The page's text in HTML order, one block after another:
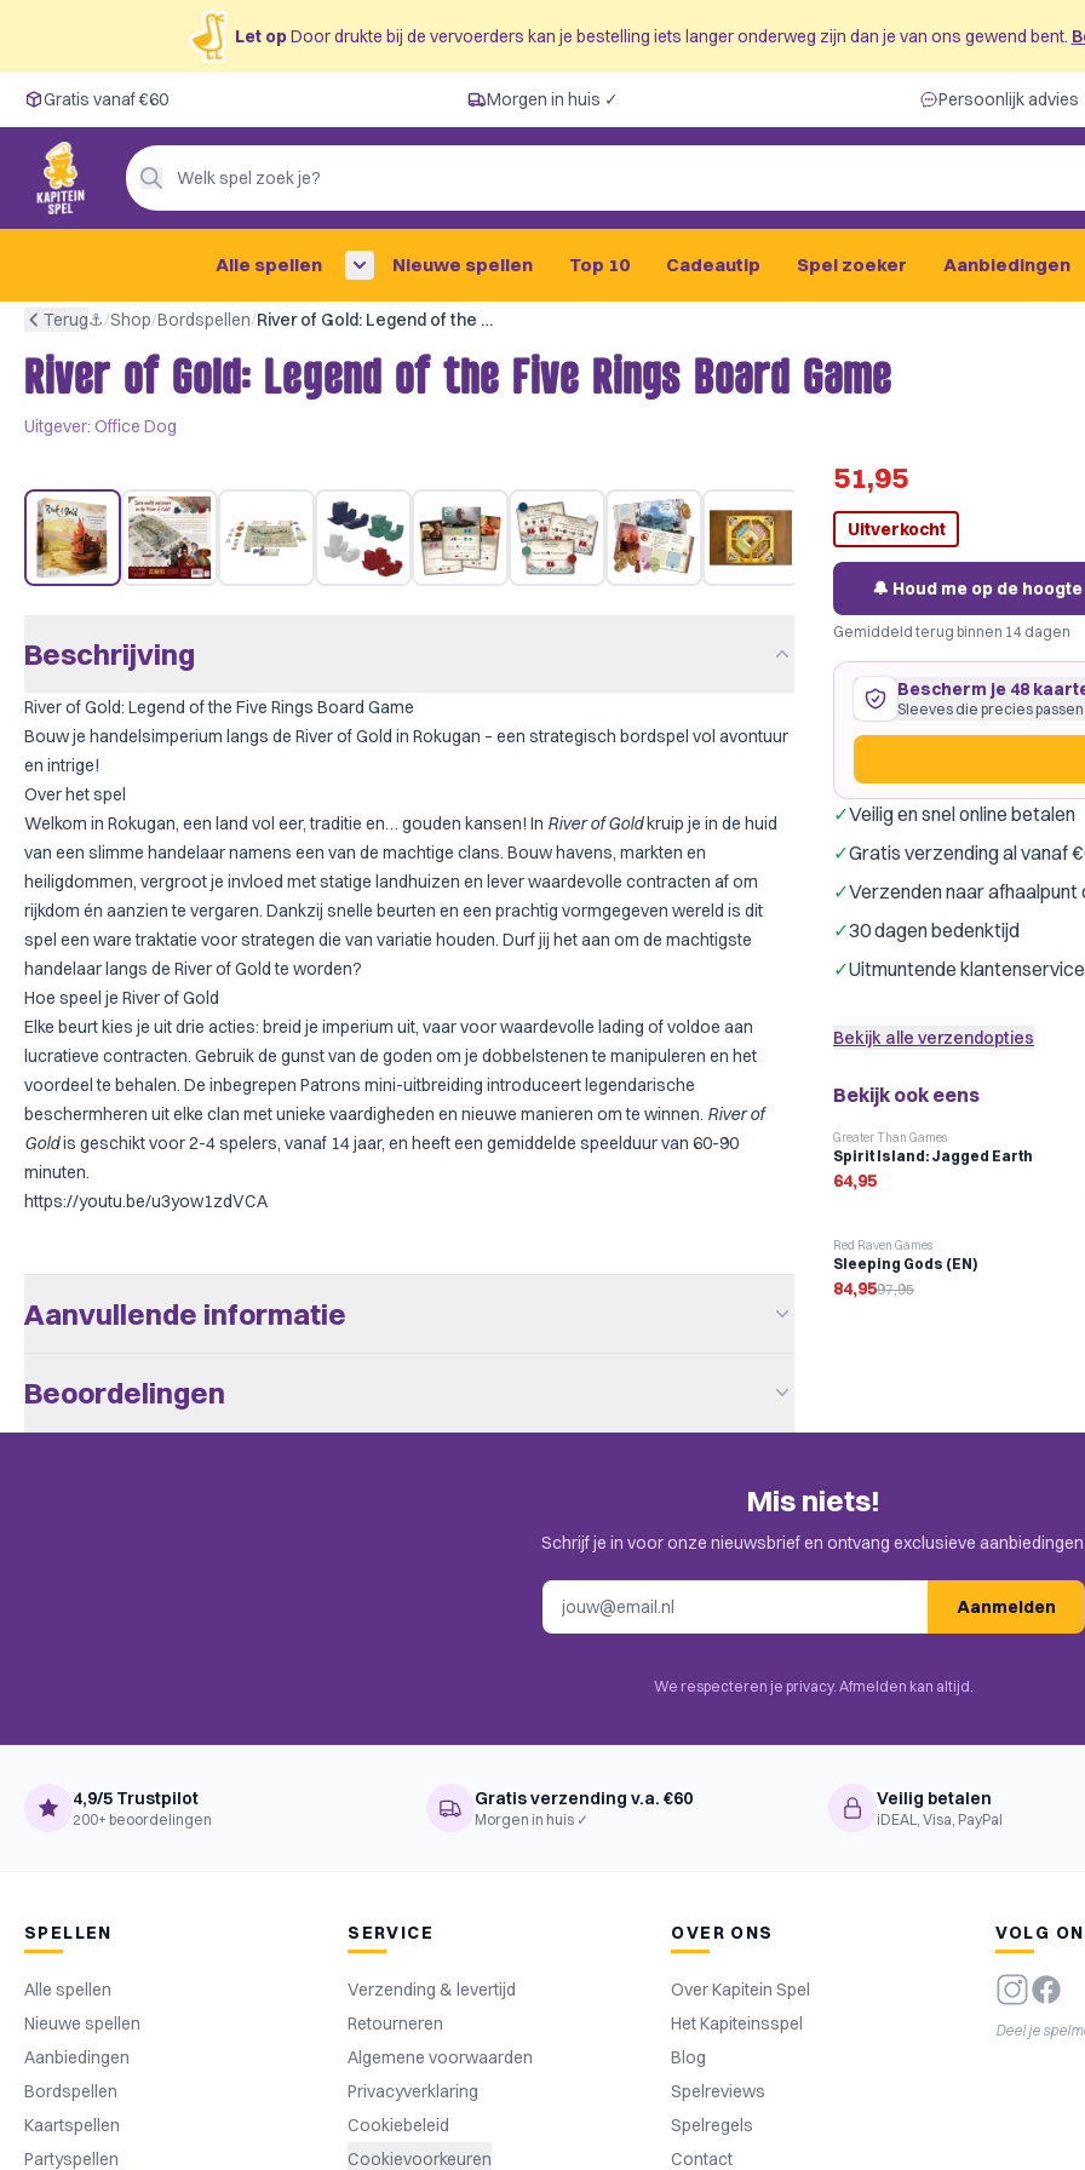
Let opDoor drukte bij de vervoerders kan je bestelling iets langer onderweg zijn dan je van ons gewend bent.
Gratis vanaf €60
Morgen in huis ✓
Persoonlijk advies
4,9/5 —
200+ beoordelingen
Gratis vanaf €60 Morgen in huis ✓ Persoonlijk advies
Welk spel zoek je?
Alle spellen Nieuwe spellen Top 10 Cadeautip Spel zoeker Aanbiedingen
Terug⚓︎/Shop/Bordspellen/ River of Gold: Legend of the Five Rings Board Game
River of Gold: Legend of the Five Rings Board Game
Uitgever: Office Dog
Beschrijving
River of Gold: Legend of the Five Rings Board Game
Bouw je handelsimperium langs de River of Gold in Rokugan – een strategisch bordspel vol avontuur
en intrige!
Over het spel
Welkom in Rokugan, een land vol eer, traditie en… gouden kansen! In River of Goldkruip je in de huid
van een slimme handelaar namens een van de machtige clans. Bouw havens, markten en
heiligdommen, vergroot je invloed met statige landhuizen en lever waardevolle contracten af om
rijkdom én aanzien te vergaren. Dankzij snelle beurten en een prachtig vormgegeven wereld is dit
spel een ware traktatie voor strategen die van variatie houden. Durf jij het aan om de machtigste
handelaar langs de River of Gold te worden?
Hoe speel je River of Gold
Elke beurt kies je uit drie acties: breid je imperium uit, vaar voor waardevolle lading of voldoe aan
lucratieve contracten. Gebruik de gunst van de goden om je dobbelstenen te manipuleren en het
voordeel te behalen. De inbegrepen Patrons mini-uitbreiding introduceert legendarische
beschermheren uit elke clan met unieke vaardigheden en nieuwe manieren om te winnen. River of
Goldis geschikt voor 2-4 spelers, vanaf 14 jaar, en heeft een gemiddelde speelduur van 60-90
minuten.
https://youtu.be/u3yow1zdVCA
Aanvullende informatie
Mechanics
Cards, Open Drafting, Ownership, Track Movement
Beoordelingen
Alleen klanten die dit spel kochten kunnen een beoordeling plaatsen. Check de uitnodiging in je
51,95
Uitverkocht
🔔 Houd me op de hoogte
Gemiddeld terug binnen 14 dagen
Bescherm je 48
Sleeves die precies passen
48 kaarten
past precies·Dragon Shield
Merk: Dragon Shield
Kleur:
Slechts € 0,23 per kaart
✓Veilig en snel online betalen
✓Gratis verzending al vanaf
✓Verzenden naar afhaalpunt
✓30 dagen bedenktijd
✓Uitmuntende klantenservice
Bekijk alle verzendopties
Bekijk ook eens
Greater Than Games
Spirit Island: Jagged Earth
64,95
-13%
Red Raven Games
Sleeping Gods (EN)
84,9597,95
Mis niets!
Schrijf je in voor onze nieuwsbrief en ontvang exclusieve aanbiedingen.
Aanmelden
We respecteren je privacy. Afmelden kan altijd.
4,9/5 Trustpilot
200+ beoordelingen
Gratis verzending v.a. €60
Morgen in huis ✓
Veilig betalen
iDEAL, Visa, PayPal
SPELLEN
Alle spellen
Nieuwe spellen
Aanbiedingen
Bordspellen
Kaartspellen
Partyspellen
SERVICE
Verzending & levertijd
Retourneren
Algemene voorwaarden
Privacyverklaring
Cookiebeleid
Cookievoorkeuren
OVER ONS
Over Kapitein Spel
Het Kapiteinsspel
Blog
Spelreviews
Spelregels
Contact
VOLG
Deel je